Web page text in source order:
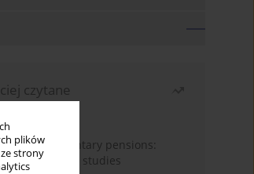
plików
strony
czytane
in voluntary pensions:
OECD case studies